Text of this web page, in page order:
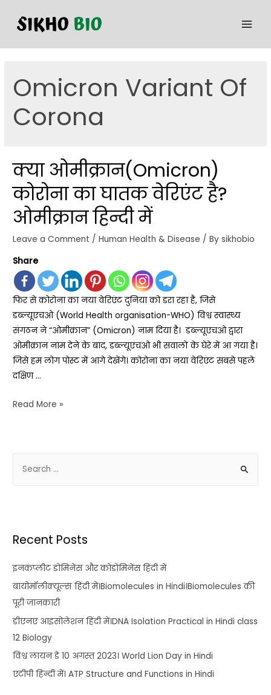
Omicron Variant Of
Corona
क्या ओमीक्रान(Omicron)
कोरोना का घातक वेरिएंट है?
ओमीक्रान हिन्दी में
Leave a Comment /Human Health & Disease / Bysikhobio
Share
फिर से कोरोना का नया वेरिएंट दुनिया को डरा रहा है, जिसे
डब्ल्यूएचओ (World Health organisation-WHO) विश्व स्वास्थ्य
संगठन ने “ओमीक्रान” (Omicron) नाम दिया है। डब्ल्यूएचओ द्वारा
ओमीक्रान नाम देने के बाद, डब्ल्यूएचओ भी सवालों के घेरे में आ गया है।
जिसे हम लोग पोस्ट में आगे देखेंगे। कोरोना का नया वेरिएंट सबसे पहले
दक्षिण …
Read More »
Recent Posts
इनकंप्लीट डोमिनेंस और कोडोमिनेंस हिंदी में
बायोमॉलीक्यूल्स हिंदी में।Biomolecules in Hindi।Biomolecules की
पूरी जानकारी
डीएनए आइसोलेशन हिंदी में।DNA Isolation Practical in Hindi class
12 Biology
विश्व लायन डे 10 अगस्त 2023। World Lion Day in Hindi
एटीपी हिन्दी में। ATP Structure and Functions in Hindi